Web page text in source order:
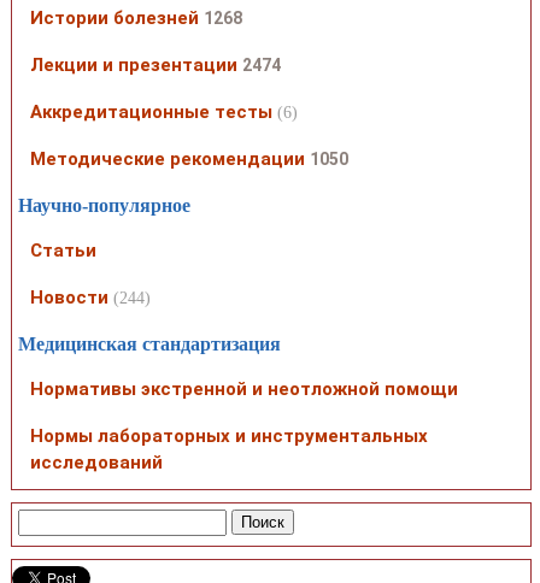
Истории болезней 1268
Лекции и презентации 2474
Аккредитационные тесты (6)
Методические рекомендации 1050
Научно-популярное
Статьи
Новости (244)
Медицинская стандартизация
Нормативы экстренной и неотложной помощи
Нормы лабораторных и инструментальных
исследований